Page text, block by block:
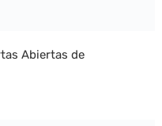
Abiertas de